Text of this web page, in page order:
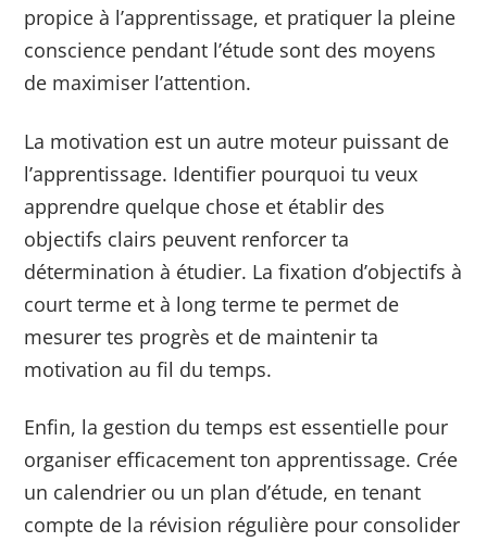
propice à l’apprentissage, et pratiquer la pleine
conscience pendant l’étude sont des moyens
de maximiser l’attention.
La motivation est un autre moteur puissant de
l’apprentissage. Identifier pourquoi tu veux
apprendre quelque chose et établir des
objectifs clairs peuvent renforcer ta
détermination à étudier. La fixation d’objectifs à
court terme et à long terme te permet de
mesurer tes progrès et de maintenir ta
motivation au fil du temps.
Enfin, la gestion du temps est essentielle pour
organiser efficacement ton apprentissage. Crée
un calendrier ou un plan d’étude, en tenant
compte de la révision régulière pour consolider